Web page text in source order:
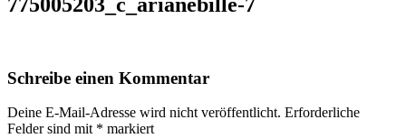
Schreibe einen Kommentar
Deine E-Mail-Adresse wird nicht veröffentlicht. Erforderliche
Felder sind mit * markiert